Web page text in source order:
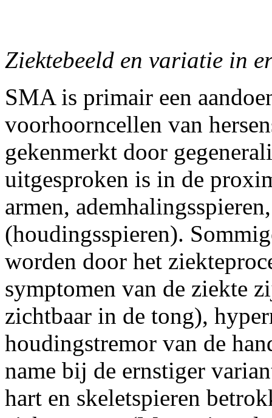
Ziektebeeld en variatie in
SMA is primair een
voorhoorncellen van
gekenmerkt door
uitgesproken is in de
armen,
(houdingsspieren).
worden door het
symptomen van de ziekte
zichtbaar in de tong),
houdingstremor van de
name bij de ernstiger
hart en skeletspieren